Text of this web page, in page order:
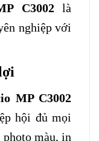
C3002là
nghiệp với
MP C3002
hội đủ mọi
màu, in